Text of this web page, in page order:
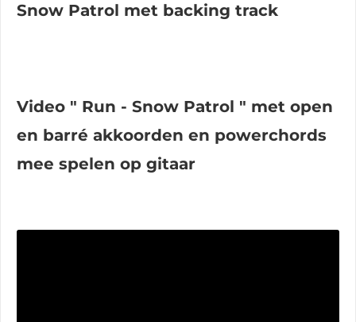
Snow Patrol met backing track
Video " Run - Snow Patrol " met open
en barré akkoorden en powerchords
mee spelen op gitaar